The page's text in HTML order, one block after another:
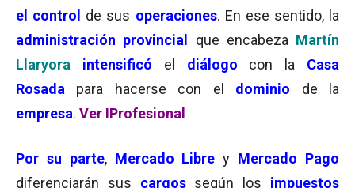
el control
de sus operaciones. En ese sentido, la
administración provincial que encabeza Martín
Llaryora
intensificó el diálogo con la Casa
Rosada para hacerse con el dominio
de la
empresa. Ver IProfesional
Por su parte, Mercado Libre y Mercado Pago
diferenciarán sus cargos según los impuestos